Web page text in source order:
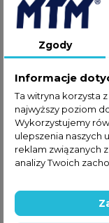
Jeżeli
Cię
+48 22
Zgody
Informacje
Ta witryna korzysta
najwyższy poziom
Wykorzystujemy
ulepszenia naszych
reklam związanych
analizy Twoich